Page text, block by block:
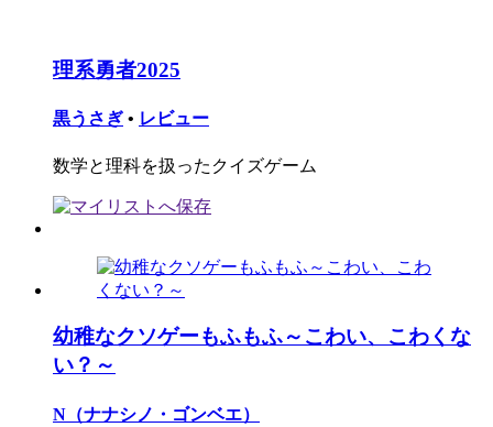
理系勇者2025
黒うさぎ • レビュー
数学と理科を扱ったクイズゲーム
幼稚なクソゲーもふもふ～こわい、こわくな
い？～
N（ナナシノ・ゴンベエ）